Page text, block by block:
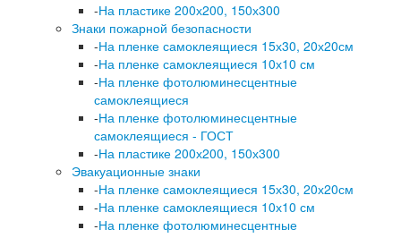
-На пластике 200х200, 150х300
Знаки пожарной безопасности
-На пленке самоклеящиеся 15х30, 20х20см
-На пленке самоклеящиеся 10х10 см
-На пленке фотолюминесцентные
самоклеящиеся
-На пленке фотолюминесцентные
самоклеящиеся - ГОСТ
-На пластике 200х200, 150х300
Эвакуационные знаки
-На пленке самоклеящиеся 15х30, 20х20см
-На пленке самоклеящиеся 10х10 см
-На пленке фотолюминесцентные